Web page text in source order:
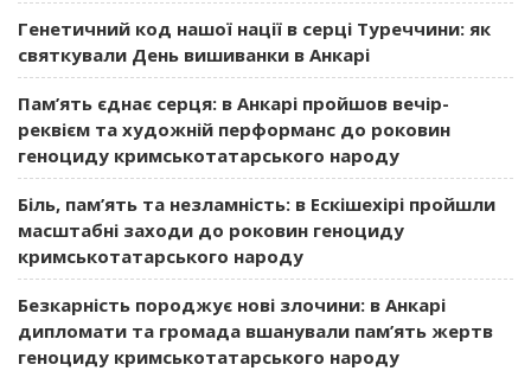
Генетичний код нашої нації в серці Туреччини: як
святкували День вишиванки в Анкарі
Пам’ять єднає серця: в Анкарі пройшов вечір-
реквієм та художній перформанс до роковин
геноциду кримськотатарського народу
Біль, пам’ять та незламність: в Ескішехірі пройшли
масштабні заходи до роковин геноциду
кримськотатарського народу
Безкарність породжує нові злочини: в Анкарі
дипломати та громада вшанували пам’ять жертв
геноциду кримськотатарського народу